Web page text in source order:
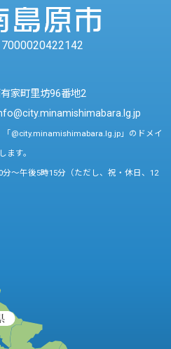
家町里坊96番地2
@city.minamishimabara.lg.jp」のドメイ
ます。
分～午後5時15分（ただし、祝・休日、12